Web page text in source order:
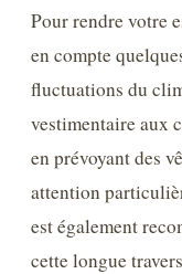
Pour rendre votre
en compte
fluctuations du
vestimentaire aux
en prévoyant des
attention
est également
cette longue